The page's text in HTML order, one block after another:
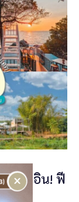
งเช็กอิน! ฟี
×